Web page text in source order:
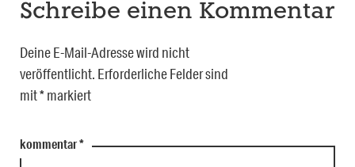
Schreibe einen Kommentar
Deine E-Mail-Adresse wird nicht
veröffentlicht. Erforderliche Felder sind
mit*markiert
kommentar*